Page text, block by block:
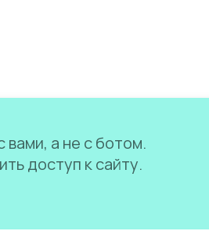
а не с ботом.
доступ к сайту.